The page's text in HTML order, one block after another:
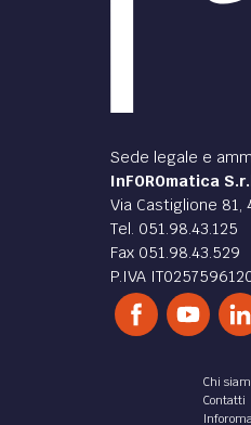
Sede legale e
InFOROmatica
Via Castiglione 81,
Tel. 051.98.43.125
Fax 051.98.43.529
P.IVA
Chi
Contatti